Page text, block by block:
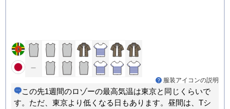
服装アイコンの説明
この先1週間のロゾーの最高気温は東京と同じくらいで
す。ただ、東京より低くなる日もあります。昼間は、Tシ